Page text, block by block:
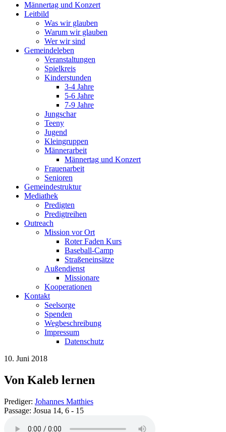
Männertag und Konzert
Leitbild
Was wir glauben
Warum wir glauben
Wer wir sind
Gemeindeleben
Veranstaltungen
Spielkreis
Kinderstunden
3-4 Jahre
5-6 Jahre
7-9 Jahre
Jungschar
Teeny
Jugend
Kleingruppen
Männerarbeit
Männertag und Konzert
Frauenarbeit
Senioren
Gemeindestruktur
Mediathek
Predigten
Predigtreihen
Outreach
Mission vor Ort
Roter Faden Kurs
Baseball-Camp
Straßeneinsätze
Außendienst
Missionare
Kooperationen
Kontakt
Seelsorge
Spenden
Wegbeschreibung
Impressum
Datenschutz
10. Juni 2018
Von Kaleb lernen
Prediger: Johannes Matthies
Passage: Josua 14, 6 - 15